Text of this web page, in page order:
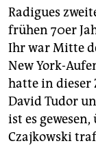
Radigues
frühen 70er
Ihr war Mitte
New York-
hatte in dieser
David Tudor
ist es
Czajkowski